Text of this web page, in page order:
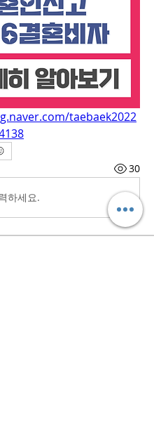
taebaek2022
30
하세요.